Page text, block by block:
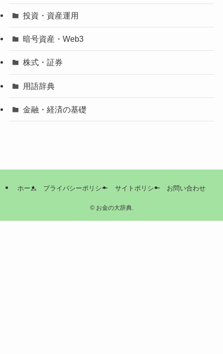
投資・資産運用
暗号資産・Web3
株式・証券
用語辞典
金融・経済の基礎
ホーム プライバシーポリシー サイトポリシー お問い合わせ
©お金の大辞典.